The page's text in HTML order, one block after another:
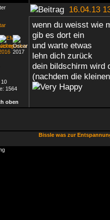
16.04.13
10
1564
wenn du weisst wie
gib es dort ein
und warte etwas
lehn dich zurück
dein bildschirm wird
(nachdem die
oben
Bissle was zur